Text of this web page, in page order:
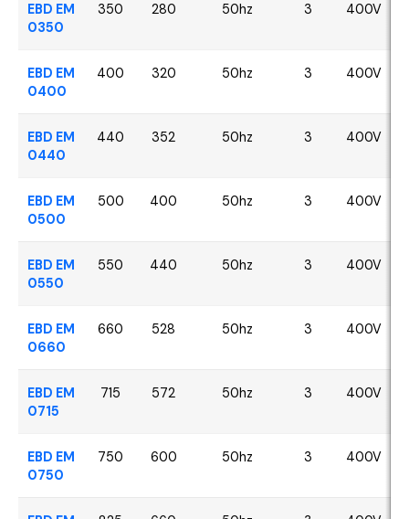
EBD EM
0350
350 280 50hz 3 400V
EBD EM
0400
400 320 50hz 3 400V
EBD EM
0440
440 352 50hz 3 400V
EBD EM
0500
500 400 50hz 3 400V
EBD EM
0550
550 440 50hz 3 400V
EBD EM
0660
660 528 50hz 3 400V
EBD EM
0715
715 572 50hz 3 400V
EBD EM
0750
750 600 50hz 3 400V